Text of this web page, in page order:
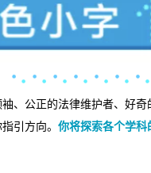
、公正的法律维护者、好
引方向。 你将探索各个学科